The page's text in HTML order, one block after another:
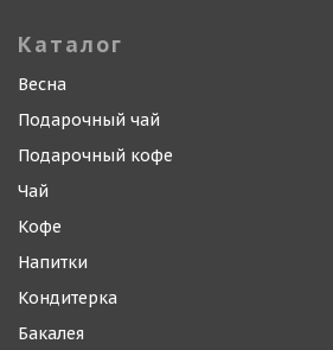
Каталог
Весна
Подарочный чай
Подарочный кофе
Чай
Кофе
Напитки
Кондитерка
Бакалея